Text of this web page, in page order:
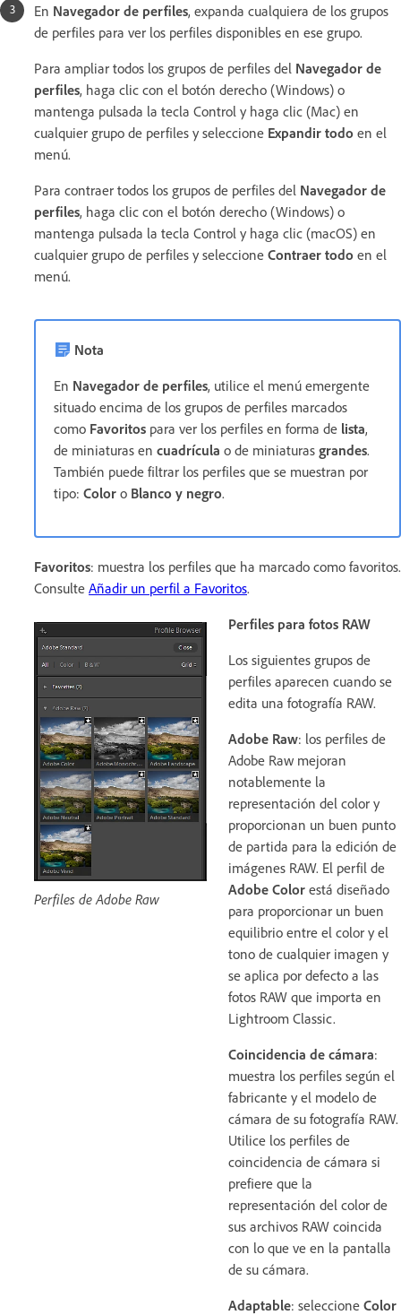
En Navegador de perfiles, expanda cualquiera de los grupos
de perfiles para ver los perfiles disponibles en ese grupo.
Para ampliar todos los grupos de perfiles del Navegador de
perfiles, haga clic con el botón derecho (Windows) o
mantenga pulsada la tecla Control y haga clic (Mac) en
cualquier grupo de perfiles y seleccione Expandir todo en el
menú.
Para contraer todos los grupos de perfiles del Navegador de
perfiles, haga clic con el botón derecho (Windows) o
mantenga pulsada la tecla Control y haga clic (macOS) en
cualquier grupo de perfiles y seleccione Contraer todo en el
menú.
Nota
En Navegador de perfiles, utilice el menú emergente
situado encima de los grupos de perfiles marcados
como Favoritos para ver los perfiles en forma de lista,
de miniaturas en cuadrícula o de miniaturas grandes.
También puede filtrar los perfiles que se muestran por
tipo: Color o Blanco y negro.
Favoritos: muestra los perfiles que ha marcado como favoritos.
Consulte Añadir un perfil a Favoritos.
Perfiles para fotos RAW
Los siguientes grupos de
perfiles aparecen cuando se
edita una fotografía RAW.
Adobe Raw: los perfiles de
Adobe Raw mejoran
notablemente la
representación del color y
proporcionan un buen punto
de partida para la edición de
imágenes RAW. El perfil de
Adobe Color está diseñado
para proporcionar un buen
equilibrio entre el color y el
tono de cualquier imagen y
se aplica por defecto a las
fotos RAW que importa en
Lightroom Classic.
Coincidencia de cámara:
muestra los perfiles según el
fabricante y el modelo de
cámara de su fotografía RAW.
Utilice los perfiles de
coincidencia de cámara si
prefiere que la
representación del color de
sus archivos RAW coincida
con lo que ve en la pantalla
de su cámara.
Adaptable: seleccione Color
Perfiles de Adobe Raw